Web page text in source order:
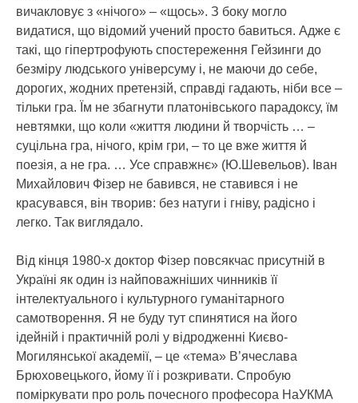
вичакловує з «нічого» – «щось». З боку могло
видатися, що відомий учений просто бавиться. Адже є
такі, що гіпертрофують спостереження Гейзинги до
безміру людського універсуму і, не маючи до себе,
дорогих, жодних претензій, справді гадають, ніби все –
тільки гра. Їм не збагнути платонівського парадоксу, їм
невтямки, що коли «життя людини й творчість … –
суцільна гра, нічого, крім гри, – то це вже життя й
поезія, а не гра. … Усе справжнє» (Ю.Шевельов). Іван
Михайлович Фізер не бавився, не ставився і не
красувався, він творив: без натуги і гніву, радісно і
легко. Так виглядало.
Від кінця 1980-х доктор Фізер повсякчас присутній в
Україні як один із найповажніших чинників її
інтелектуального і культурного гуманітарного
самотворення. Я не буду тут спинятися на його
ідейній і практичній ролі у відродженні Києво-
Могилянської академії, – це «тема» В’ячеслава
Брюховецького, йому її і розкривати. Cпробую
поміркувати про роль почесного професора НаУКМА